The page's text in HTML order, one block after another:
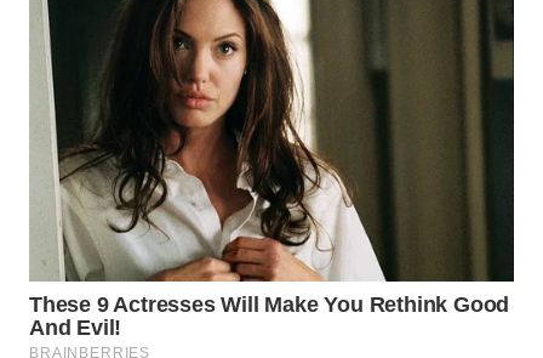
TAPANULI
WN DELI
SERDANG
WN
TEBING
TINGGI
WN
PAKPAK